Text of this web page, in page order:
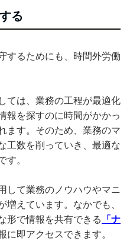
る
するためにも、時間外労働
ては、業務の工程が最適化
報を探すのに時間がかかっ
ます。そのため、業務のマ
工数を削っていき、最適な
す。
して業務のノウハウやマニ
増えています。なかでも、
形で情報を共有できる
「ナ
に即アクセスできます。